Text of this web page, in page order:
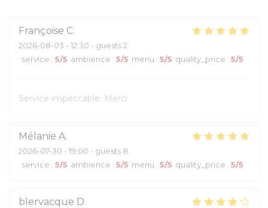
Françoise C
2026-08-03 - 12:30 - guests 2
service : 5/5 ambience : 5/5 menu : 5/5 quality_price : 5/5
Service impeccable. Merci
Mélanie A
2026-07-30 - 19:00 - guests 8
service : 5/5 ambience : 5/5 menu : 5/5 quality_price : 5/5
blervacque D